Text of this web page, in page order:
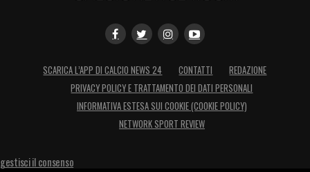
SCARICA L’APP DI CALCIO NEWS 24 CONTATTI
REDAZIONE
PRIVACY POLICY E TRATTAMENTO DEI DATI PERSONALI
INFORMATIVA ESTESA SUI COOKIE (COOKIE POLICY)
NETWORK SPORT REVIEW
gestisci il consenso